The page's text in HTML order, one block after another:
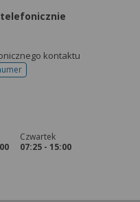
kontaktu
do rejestracji
Czwartek
07:25 - 15:00